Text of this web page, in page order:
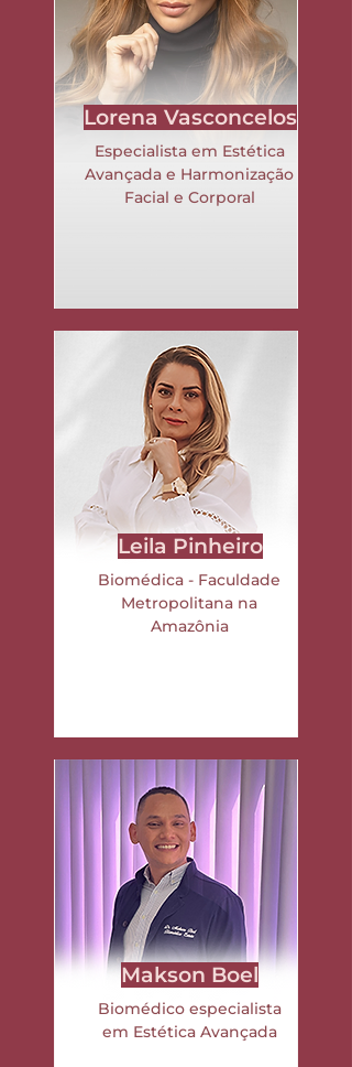
Lorena Vasconcelos
Especialista em Estética
Avançada e Harmonização
Facial e Corporal
Leila Pinheiro
Biomédica - Faculdade
Metropolitana na
Amazônia
Makson Boel
Biomédico especialista
em Estética Avançada